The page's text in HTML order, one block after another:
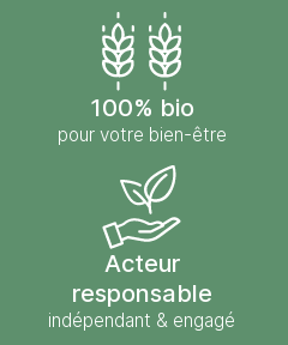
100% bio
pour votre bien-être
Acteur
responsable
indépendant & engagé